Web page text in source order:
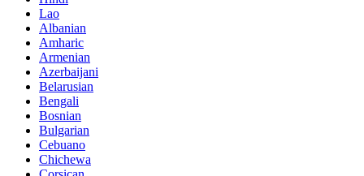
Lao
Albanian
Amharic
Armenian
Azerbaijani
Belarusian
Bengali
Bosnian
Bulgarian
Cebuano
Chichewa